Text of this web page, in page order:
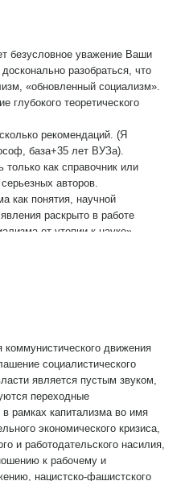
безусловное уважение Ваши
разобраться, что
«обновленный социализм».
глубокого теоретического
рекомендаций. (Я
база+35 лет ВУЗа).
только как справочник или
авторов.
как понятия, научной
раскрыто в работе
от утопии к науке».
причем, очень простым
Но здесь имеются
Э. были ученики Гегеля и пока
тяжеловесный язык.
социализм обозначено ЛЮБОЕ
капитализм. Концептуальная
определена позже.
— совершенно пустой
и не может быть в природе.
реального содержания. Как
черной комнате черную кошку,
коммунистического движения
социалистического
является пустым звуком,
переходные
рамках капитализма во имя
экономического кризиса,
и работодательского насилия,
к рабочему и
нацистско-фашистского